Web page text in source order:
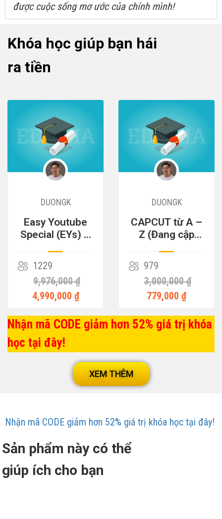
được cuộc sống mơ ước của chính mình!
Khóa học giúp bạn hái
ra tiền
DUONGK
Easy Youtube
Special (EYs) –
Tiền
1229
9,976,000 ₫
4,990,000 ₫
DUONGK
CAPCUT từ A –
Z (Đang cập
979
3,000,000 ₫
779,000 ₫
Nhận mã CODE giảm hơn 52% giá trị khóa
học tại đây!
XEM THÊM
Nhận mã CODE giảm hơn 52% giá trị khóa học tại đây!
Sản phẩm này có thể
giúp ích cho bạn